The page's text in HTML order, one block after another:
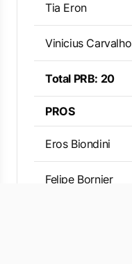
Tia Eron
Vinicius Carvalho
Total PRB: 20
PROS
Eros Biondini
Felipe Bornier